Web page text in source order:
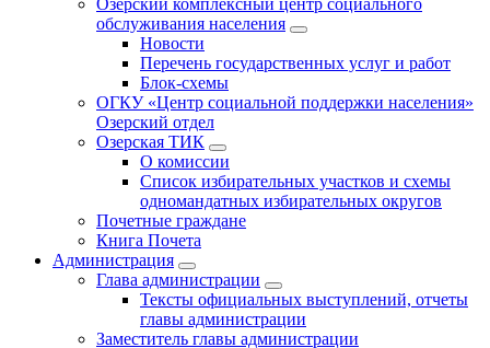
Озерский комплексный центр социального
обслуживания населения
Новости
Перечень государственных услуг и работ
Блок-схемы
ОГКУ «Центр социальной поддержки населения»
Озерский отдел
Озерская ТИК
О комиссии
Список избирательных участков и схемы
одномандатных избирательных округов
Почетные граждане
Книга Почета
Администрация
Глава администрации
Тексты официальных выступлений, отчеты
главы администрации
Заместитель главы администрации